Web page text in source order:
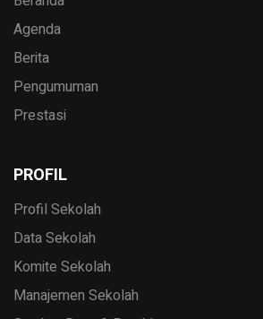
Agenda
Berita
Pengumuman
Prestasi
PROFIL
Profil Sekolah
Data Sekolah
Komite Sekolah
Manajemen Sekolah